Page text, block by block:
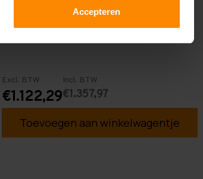
Accepteren
Excl. BTW
€1.122,29
Incl. BTW
€1.357,97
Toevoegen aan winkelwagentje